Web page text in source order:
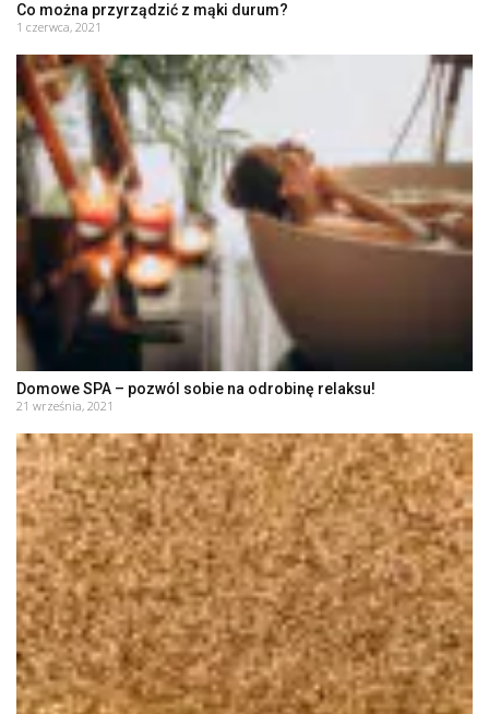
Co można przyrządzić z mąki durum?
1 czerwca, 2021
Domowe SPA – pozwól sobie na odrobinę relaksu!
21 września, 2021